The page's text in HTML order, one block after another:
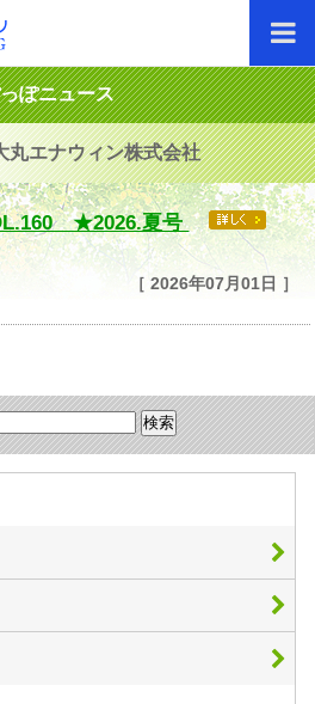
ぽニュース
丸エナウィン株式会社
★2026.夏号
［ 2026年07月01日 ］